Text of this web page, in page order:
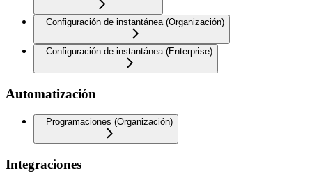
Configuración de instantánea (Organización)
Configuración de instantánea (Enterprise)
Automatización
Programaciones (Organización)
Integraciones